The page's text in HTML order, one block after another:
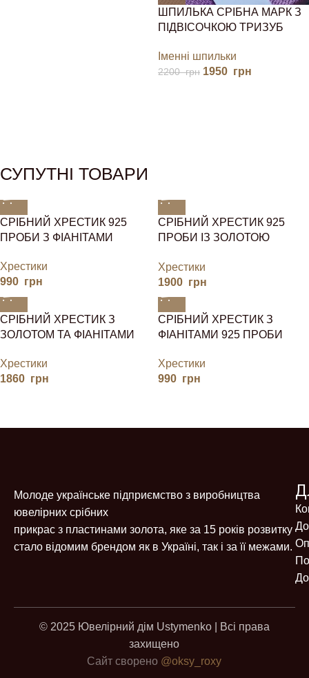
ШПИЛЬКА СРІБНА МАРК З
ПІДВІСОЧКОЮ ТРИЗУБ
Іменні шпильки
2200грн 1950 грн
СУПУТНІ ТОВАРИ
СРІБНИЙ ХРЕСТИК 925
ПРОБИ З ФІАНІТАМИ
Хрестики
990 грн
СРІБНИЙ ХРЕСТИК 925
ПРОБИ ІЗ ЗОЛОТОЮ
ФІАНІТАМИ
Хрестики
1900 грн
СРІБНИЙ ХРЕСТИК З
ЗОЛОТОМ ТА ФІАНІТАМИ
Хрестики
1860 грн
СРІБНИЙ ХРЕСТИК З
ФІАНІТАМИ 925 ПРОБИ
Хрестики
990 грн
Молоде українське підприємство з виробництва
ювелірних срібних
прикрас з пластинами золота, яке за 15 років розвитку
стало відомим брендом як в Україні, так і за її межами.
© 2025 Ювелірний дім Ustymenko | Всі права
захищено
Сайт сворено @oksy_roxy